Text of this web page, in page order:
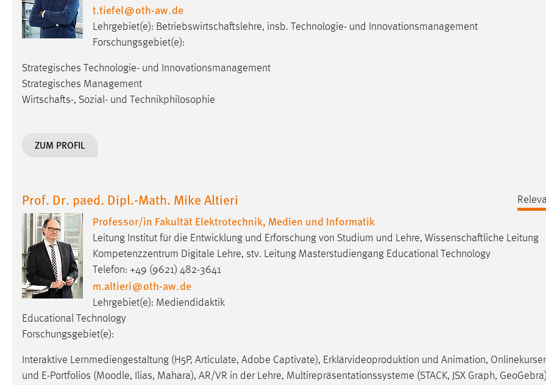
t.tiefel@oth-aw.de
Lehrgebiet(e): Betriebswirtschaftslehre, insb. Technologie- und Innovationsmanagement
Forschungsgebiet(e):
Strategisches Technologie- und Innovationsmanagement
Strategisches Management
Wirtschafts-, Sozial- und Technikphilosophie
ZUM PROFIL
Prof. Dr. paed. Dipl.-Math. Mike Altieri
Professor/in Fakultät Elektrotechnik, Medien und Informatik
Leitung Institut für die Entwicklung und Erforschung von Studium und Lehre, Wissenschaftliche Leitung
Kompetenzzentrum Digitale Lehre, stv. Leitung Masterstudiengang Educational Technology
Telefon: +49 (9621) 482-3641
m.altieri@oth-aw.de
Lehrgebiet(e): Mediendidaktik
Educational Technology
Forschungsgebiet(e):
Interaktive Lernmediengestaltung (H5P, Articulate, Adobe Captivate), Erklärvideoproduktion und Animation,
und E-Portfolios (Moodle, Ilias, Mahara), AR/VR in der Lehre, Multirepräsentationssysteme (STACK, JSX Graph,
EXTERNE MEDIEN
Plattformen anzeigen zu können, werden von diesen
externen Medien Cookies gesetzt.